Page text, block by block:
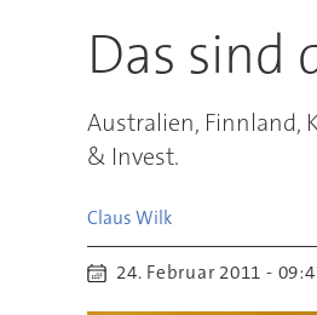
Das sind
Australien, Finnland,
& Invest.
Claus Wilk
24. Februar 2011 -